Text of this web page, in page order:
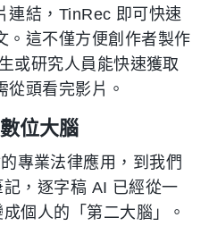
連結，TinRec 即可快速
。這不僅方便創作者製作
或研究人員能快速獲取
從頭看完影片。
位大腦
專業法律應用，到我們
，逐字稿 AI 已經從一
個人的「第二大腦」。